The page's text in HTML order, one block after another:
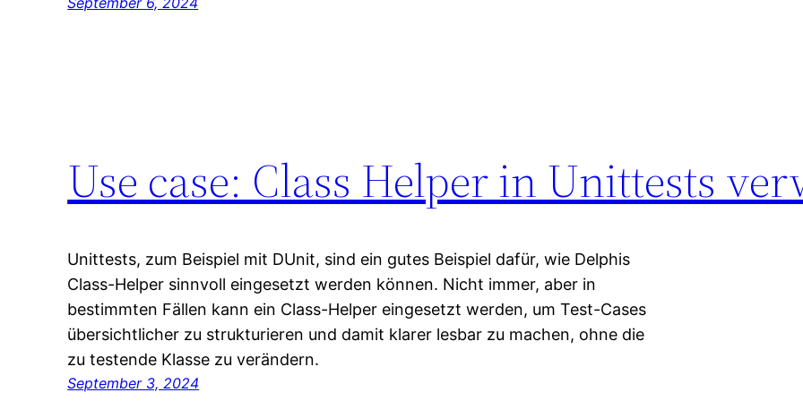
Use case: Class Helper in Unittests
Unittests, zum Beispiel mit DUnit, sind ein gutes Beispiel dafür, wie Delphis
Class-Helper sinnvoll eingesetzt werden können. Nicht immer, aber in
bestimmten Fällen kann ein Class-Helper eingesetzt werden, um Test-Cases
übersichtlicher zu strukturieren und damit klarer lesbar zu machen, ohne die
zu testende Klasse zu verändern.
September 3, 2024